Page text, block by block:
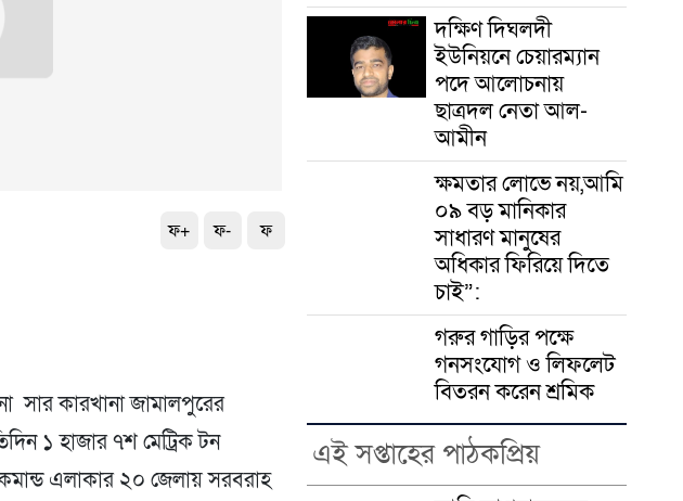
ফ+ ফ- ফ
সার কারখানা জামালপুরের
১ হাজার ৭শ মেট্রিক টন
কমান্ড এলাকার ২০ জেলায় সরবরাহ
দক্ষিণ দিঘলদী
ইউনিয়নে চেয়ারম্যান
পদে আলোচনায়
ছাত্রদল নেতা আল-
আমীন
ক্ষমতার লোভে নয়,আমি
০৯ বড় মানিকার
সাধারণ মানুষের
অধিকার ফিরিয়ে দিতে
চাই”:
গরুর গাড়ির পক্ষে
গনসংযোগ ও লিফলেট
বিতরন করেন শ্রমিক
এই সপ্তাহের পাঠকপ্রিয়